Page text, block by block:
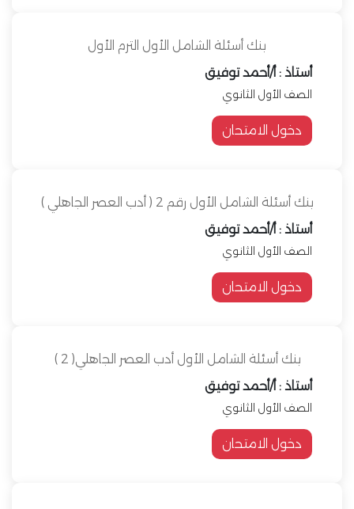
بنك أسئلة الشامل الأول الترم الأول
أستاذ : أ/أحمد توفيق
الصف الأول الثانوي
دخول الامتحان
بنك أسئلة الشامل الأول رقم 2 ( أدب العصر الجاهلي )
أستاذ : أ/أحمد توفيق
الصف الأول الثانوي
دخول الامتحان
بنك أسئلة الشامل الأول أدب العصر الجاهلي( 2 )
أستاذ : أ/أحمد توفيق
الصف الأول الثانوي
دخول الامتحان